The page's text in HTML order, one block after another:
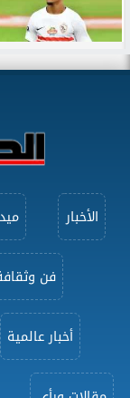
الأخبار
فن
أخبار عالمية